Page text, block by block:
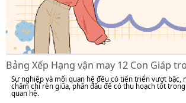
Bảng Xếp Hạng vận may 12 Con Giáp
Sự nghiệp và mối quan hệ đều có tiến triển vượt bậc,
chăm chỉ rèn giũa, phấn đấu để có thu hoạch tốt
quan hệ.